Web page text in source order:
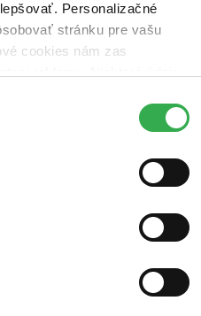
Personalizačné
stránku pre vašu
cookies nám zas
tieto cookies. Ďakujeme!